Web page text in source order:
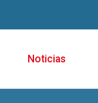
Noticias